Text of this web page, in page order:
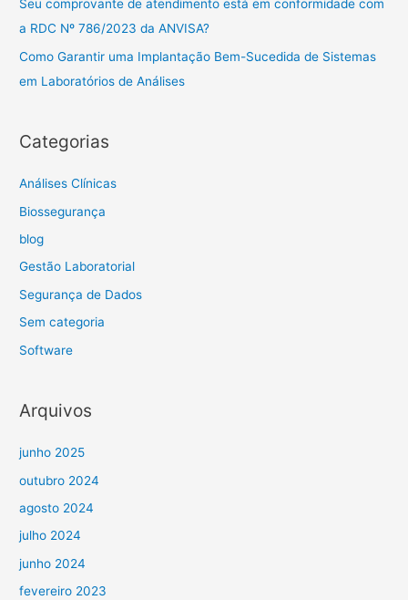
o
r
:
Seu comprovante de atendimento está em conformidade com
a RDC Nº 786/2023 da ANVISA?
Como Garantir uma Implantação Bem-Sucedida de Sistemas
em Laboratórios de Análises
Categorias
Análises Clínicas
Biossegurança
blog
Gestão Laboratorial
Segurança de Dados
Sem categoria
Software
Arquivos
junho 2025
outubro 2024
agosto 2024
julho 2024
junho 2024
fevereiro 2023